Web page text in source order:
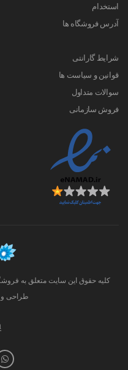
استخدام
آدرس فروشگاه ها
شرایط گارانتی
قوانین و سیاست ها
سوالات متداول
فروش سازمانی
کلیه حقوق این سایت متعلق به
طراحی